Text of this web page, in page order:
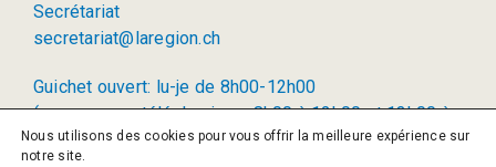
Secrétariat
secretariat@laregion.ch
Guichet ouvert: lu-je de 8h00-12h00
(permanence téléphonique: 8h00 à 12h00 et 13h00 à
17h00)
Nous utilisons des cookies pour vous offrir la meilleure expérience sur
notre site.